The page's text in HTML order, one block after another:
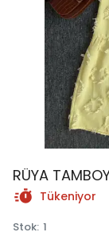
RÜYA
Tükeniyor
Stok: 1